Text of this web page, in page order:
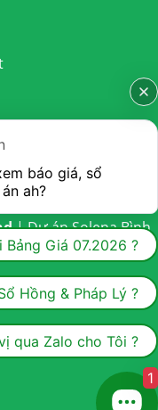
Trần Anh và Dự
| Dự ánSolena Bình
báo giá, sổ
ah?
Bảng Giá 07.2026 ?
Hồng & Pháp Lý ?
qua Zalo cho Tôi ?
1